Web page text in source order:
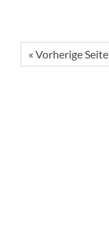
« Vorherige Seite